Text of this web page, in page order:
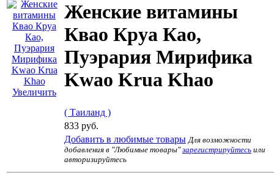
Увеличить
Женские витамины
Квао Круа Као,
Пуэрария Мирифика
Kwao Krua Khao
( Таиланд )
833 руб.
Добавить в любимые товары Для возможности
добавления в "Любимые товары"зарегистрируйтесь или
авторизируйтесь